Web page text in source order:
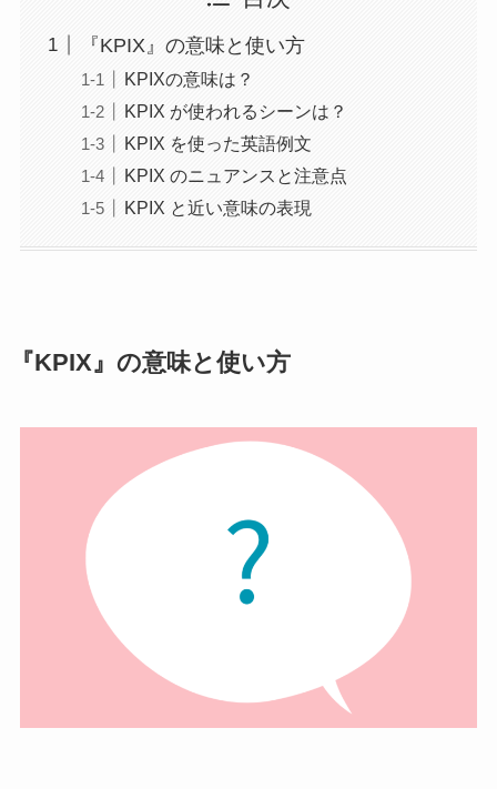
『KPIX』の意味と使い方
KPIXの意味は？
KPIX が使われるシーンは？
KPIX を使った英語例文
KPIX のニュアンスと注意点
KPIX と近い意味の表現
『KPIX』の意味と使い方